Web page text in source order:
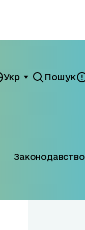
Укр Пошук
Законодавство